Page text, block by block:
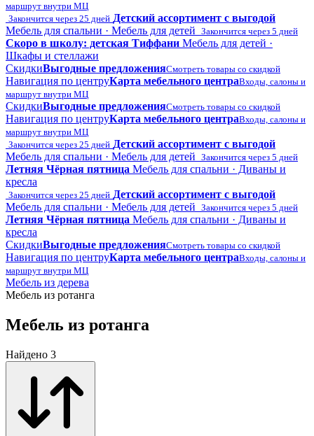
маршрут внутри МЦ
Закончится через 25 дней Детский ассортимент с выгодой
Мебель для спальни · Мебель для детей Закончится через 5 дней
Скоро в школу: детская Тиффани Мебель для детей ·
Шкафы и стеллажи
СкидкиВыгодные предложенияСмотреть товары со скидкой
Навигация по центруКарта мебельного центраВходы, салоны и
маршрут внутри МЦ
СкидкиВыгодные предложенияСмотреть товары со скидкой
Навигация по центруКарта мебельного центраВходы, салоны и
маршрут внутри МЦ
Закончится через 25 дней Детский ассортимент с выгодой
Мебель для спальни · Мебель для детей Закончится через 5 дней
Летняя Чёрная пятница Мебель для спальни · Диваны и
кресла
Закончится через 25 дней Детский ассортимент с выгодой
Мебель для спальни · Мебель для детей Закончится через 5 дней
Летняя Чёрная пятница Мебель для спальни · Диваны и
кресла
СкидкиВыгодные предложенияСмотреть товары со скидкой
Навигация по центруКарта мебельного центраВходы, салоны и
маршрут внутри МЦ
Мебель из дерева
Мебель из ротанга
Мебель из ротанга
Найдено 3